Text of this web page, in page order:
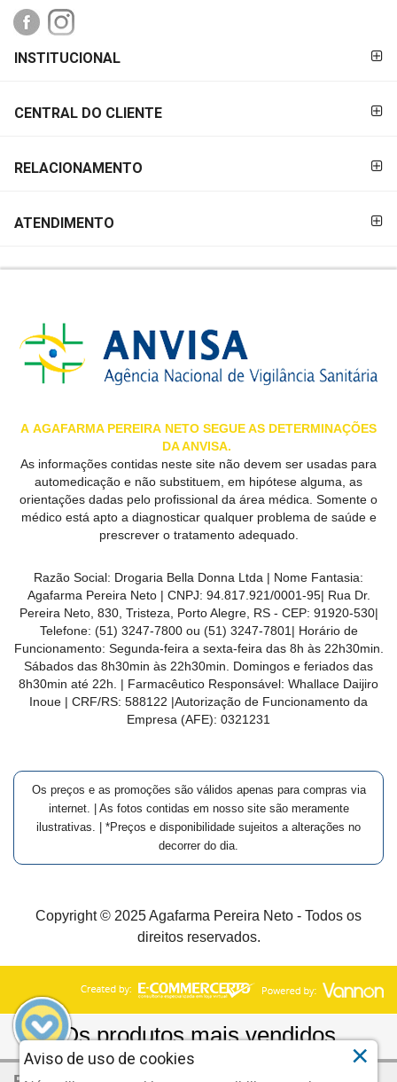
PAGAMENTO
INSTITUCIONAL
CENTRAL DO CLIENTE
RELACIONAMENTO
ATENDIMENTO
A AGAFARMA PEREIRA NETO SEGUE AS DETERMINAÇÕES
DA ANVISA.
As informações contidas neste site não devem ser usadas para
automedicação e não substituem, em hipótese alguma, as
orientações dadas pelo profissional da área médica. Somente o
médico está apto a diagnosticar qualquer problema de saúde e
prescrever o tratamento adequado.
Razão Social: Drogaria Bella Donna Ltda | Nome Fantasia:
Agafarma Pereira Neto | CNPJ: 94.817.921/0001-95| Rua Dr.
Pereira Neto, 830, Tristeza, Porto Alegre, RS - CEP: 91920-530|
Telefone: (51) 3247-7800 ou (51) 3247-7801 | Horário de
Funcionamento: Segunda-feira a sexta-feira das 8h às 22h30min.
Sábados das 8h30min às 22h30min. Domingos e feriados das
8h30min até 22h. | Farmacêutico Responsável: Whallace Daijiro
Inoue | CRF/RS: 588122 |Autorização de Funcionamento da
Empresa (AFE): 0321231
Os preços e as promoções são válidos apenas para compras via
internet. | As fotos contidas em nosso site são meramente
ilustrativas. | *Preços e disponibilidade sujeitos a alterações no
decorrer do dia.
Copyright © 2025 Agafarma Pereira Neto - Todos os
direitos reservados.
Aviso de uso de cookies ×